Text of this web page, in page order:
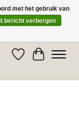
VANAF € 75,00
Verlanglijst
met het gebruik van
bericht verbergen